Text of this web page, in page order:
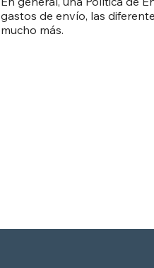
gastos de envío, las
mucho más.